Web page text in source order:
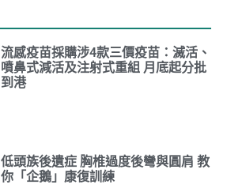
流感疫苗採購涉4款三價疫苗：滅活、
噴鼻式減活及注射式重組 月底起分批
到港
低頭族後遺症 胸椎過度後彎與圓肩 教
你「企鵝」康復訓練